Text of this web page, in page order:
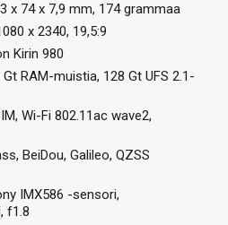
x 74 x 7,9 mm, 174 grammaa
x 2340, 19,5:9
Kirin 980
RAM-muistia, 128 Gt UFS 2.1-
Wi-Fi 802.11ac wave2,
BeiDou, Galileo, QZSS
IMX586 -sensori,
f1.8